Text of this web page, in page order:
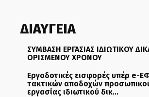
ΔΙΑΥΓΕΙΑ
ΣΥΜΒΑΣΗ ΕΡΓΑΣΙΑΣ ΙΔΙΩΤΙΚΟΥ
ΟΡΙΣΜΕΝΟΥ ΧΡΟΝΟΥ
Εργοδοτικές εισφορές υπέρ e-
τακτικών αποδοχών
εργασίας ιδιωτικού δικ...